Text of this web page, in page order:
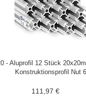
- Aluprofil 12 Stück
Konstruktionsprofil Nut
111,97 €